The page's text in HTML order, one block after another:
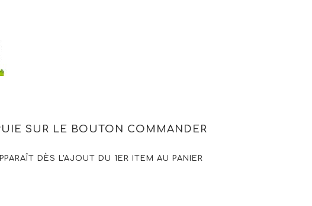
SUR LE BOUTON COMMANDER
DÈS L'AJOUT DU 1ER ITEM AU PANIER